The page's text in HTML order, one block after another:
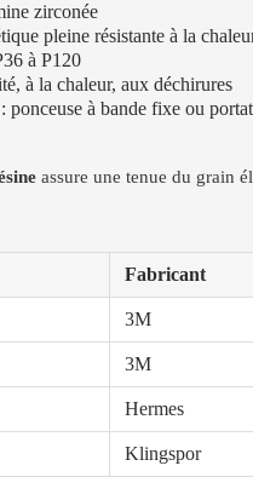
zirconée
pleine résistante à la
à P120
à la chaleur, aux déchirures
: ponceuse à bande fixe ou
assure une tenue du grain
Fabricant
3M
3M
Hermes
Klingspor